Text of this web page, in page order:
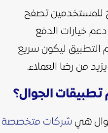
للمستخدمين تصفح
خيارات الدفع
التطبيق ليكون سريع
من رضا العملاء.
الجوال؟
هي شركات متخصصة